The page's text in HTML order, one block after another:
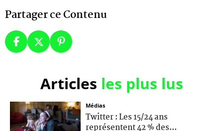
Partager ce Contenu
Articles les plus lus
Médias
Twitter : Les 15/24 ans
représentent 42 % des...